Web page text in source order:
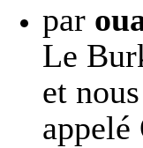
par
Le
et
appelé